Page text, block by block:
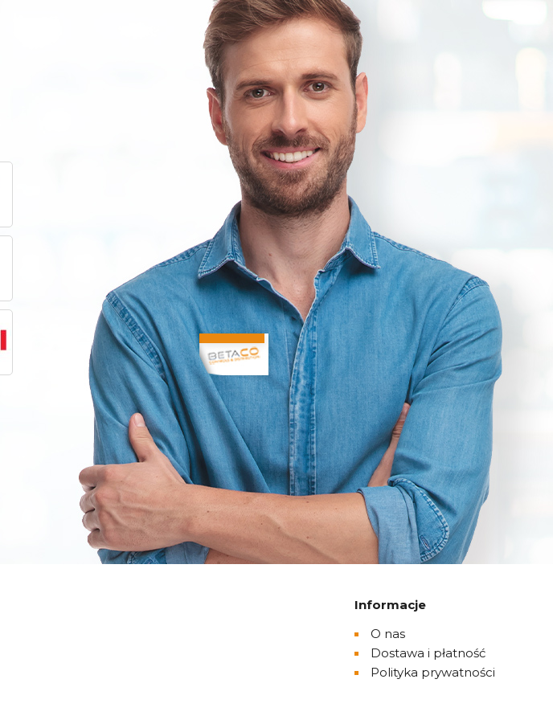
Informacje
O nas
Dostawa i płatność
Polityka prywatności